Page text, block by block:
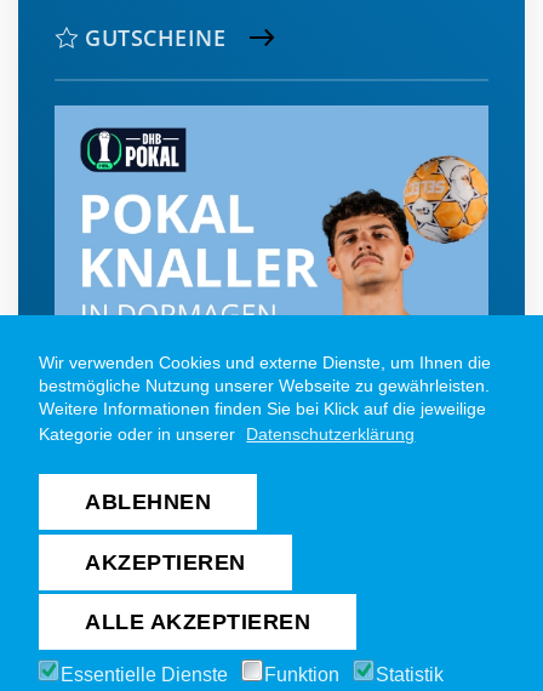
Wir verwenden Cookies und externe Dienste, um Ihnen die
bestmögliche Nutzung unserer Webseite zu gewährleisten.
Weitere Informationen finden Sie bei Klick auf die jeweilige
Kategorie oder in unserer
Datenschutzerklärung
ABLEHNEN
AKZEPTIEREN
ALLE AKZEPTIEREN
Essentielle Dienste Funktion
Statistik
GUTSCHEINE